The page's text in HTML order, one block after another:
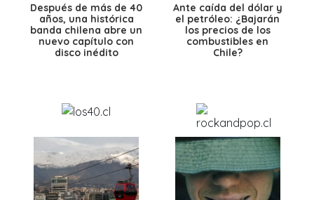
Después de más de 40
años, una histórica
banda chilena abre un
nuevo capítulo con
disco inédito
Ante caída del dólar y
el petróleo: ¿Bajarán
los precios de los
combustibles en
Chile?